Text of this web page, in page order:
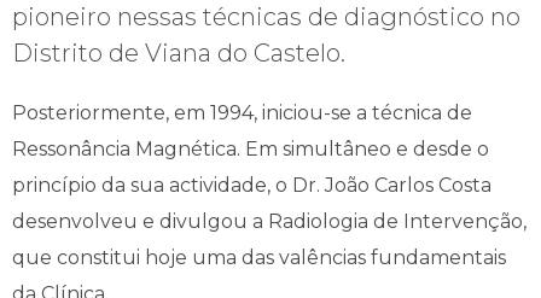
pioneiro nessas técnicas de diagnóstico no
Distrito de Viana do Castelo.
Posteriormente, em 1994, iniciou-se a técnica de
Ressonância Magnética. Em simultâneo e desde o
princípio da sua actividade, o Dr. João Carlos Costa
desenvolveu e divulgou a Radiologia de Intervenção,
que constitui hoje uma das valências fundamentais
da Clínica.